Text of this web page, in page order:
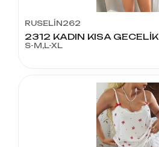
RUSELİN262
2312 KADIN KISA GECELİK
S-M,L-XL